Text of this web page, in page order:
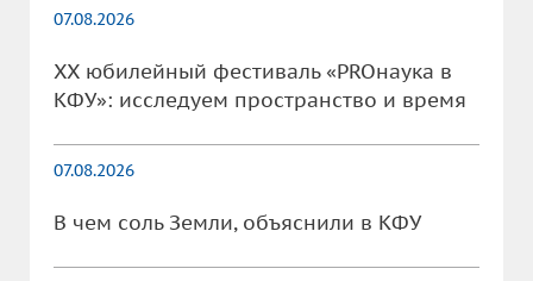
07.08.2026
XX юбилейный фестиваль «PROнаука в
КФУ»: исследуем пространство и время
07.08.2026
В чем соль Земли, объяснили в КФУ